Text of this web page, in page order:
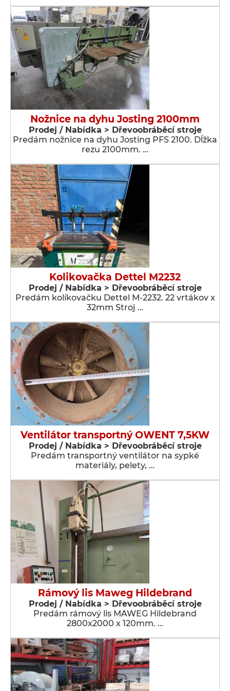
Nožnice na dyhu Josting 2100mm
Prodej / Nabídka > Dřevoobráběcí stroje
Predám nožnice na dyhu Josting PFS 2100. Dĺžka
rezu 2100mm. …
Kolikovačka Dettel M2232
Prodej / Nabídka > Dřevoobráběcí stroje
Predám kolíkovačku Dettel M-2232. 22 vrtákov x
32mm Stroj …
Ventilátor transportný OWENT 7,5KW
Prodej / Nabídka > Dřevoobráběcí stroje
Predám transportný ventilátor na sypké
materiály, pelety, …
Rámový lis Maweg Hildebrand
Prodej / Nabídka > Dřevoobráběcí stroje
Predám rámový lis MAWEG Hildebrand
2800x2000 x 120mm. …